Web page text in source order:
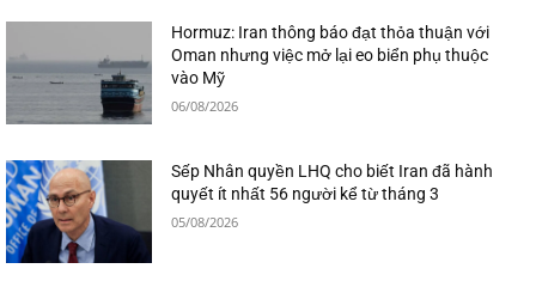
Hormuz: Iran thông báo đạt thỏa thuận với
Oman nhưng việc mở lại eo biển phụ thuộc
vào Mỹ
06/08/2026
Sếp Nhân quyền LHQ cho biết Iran đã hành
quyết ít nhất 56 người kể từ tháng 3
05/08/2026